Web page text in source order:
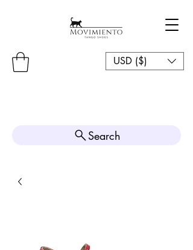
USD ($)
Search